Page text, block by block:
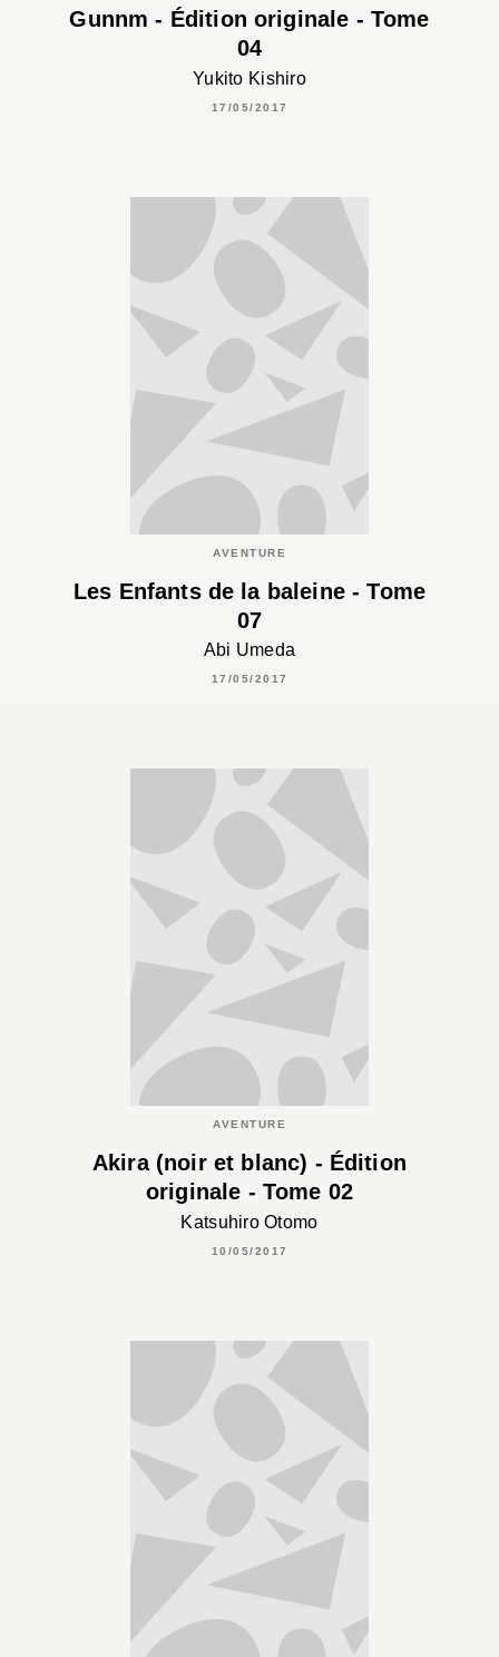
Gunnm - Édition originale - Tome
04
Yukito Kishiro
17/05/2017
AVENTURE
Les Enfants de la baleine - Tome
07
Abi Umeda
17/05/2017
AVENTURE
Akira (noir et blanc) - Édition
originale - Tome 02
Katsuhiro Otomo
10/05/2017